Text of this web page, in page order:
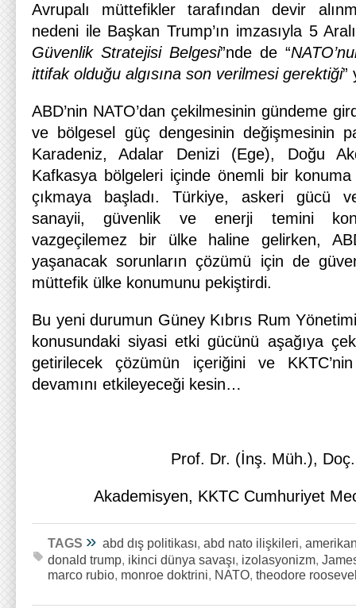
Avrupalı müttefikler tarafından devir
nedeni ile Başkan Trump’ın imzasıyla 5
Güvenlik Stratejisi Belgesi”nde de “
ittifak olduğu algısına son verilmesi gerektiği”
ABD’nin NATO’dan çekilmesinin gündeme
ve bölgesel güç dengesinin değişmesinin
Karadeniz, Adalar Denizi (Ege), Doğu
Kafkasya bölgeleri içinde önemli bir
çıkmaya başladı. Türkiye, askeri gücü
sanayii, güvenlik ve enerji temini
vazgeçilemez bir ülke haline gelirken,
yaşanacak sorunların çözümü için de
müttefik ülke konumunu pekiştirdi.
Bu yeni durumun Güney Kıbrıs Rum Yönetimi
konusundaki siyasi etki gücünü aşağıya
getirilecek çözümün içeriğini ve
devamını etkileyeceği kesin…
Prof. Dr. (İnş. Müh.),
Akademisyen, KKTC Cumhuriyet
TAGS » abd dış politikası, abd nato ilişkileri,
donald trump, ikinci dünya savaşı, izolasyonizm,
marco rubio, monroe doktrini, NATO, theodore